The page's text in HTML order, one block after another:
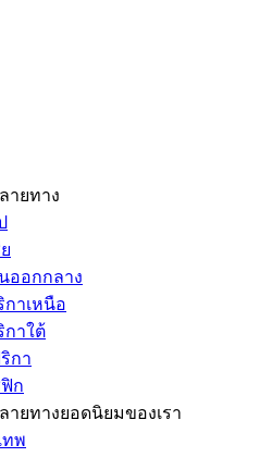
ายทาง
ออกกลาง
กาเหนือ
กาใต้
กา
ก
ายทางยอดนิยมของเรา
ทพ